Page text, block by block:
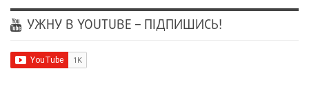
УЖНУ В YOUTUBE – ПІДПИШИСЬ!